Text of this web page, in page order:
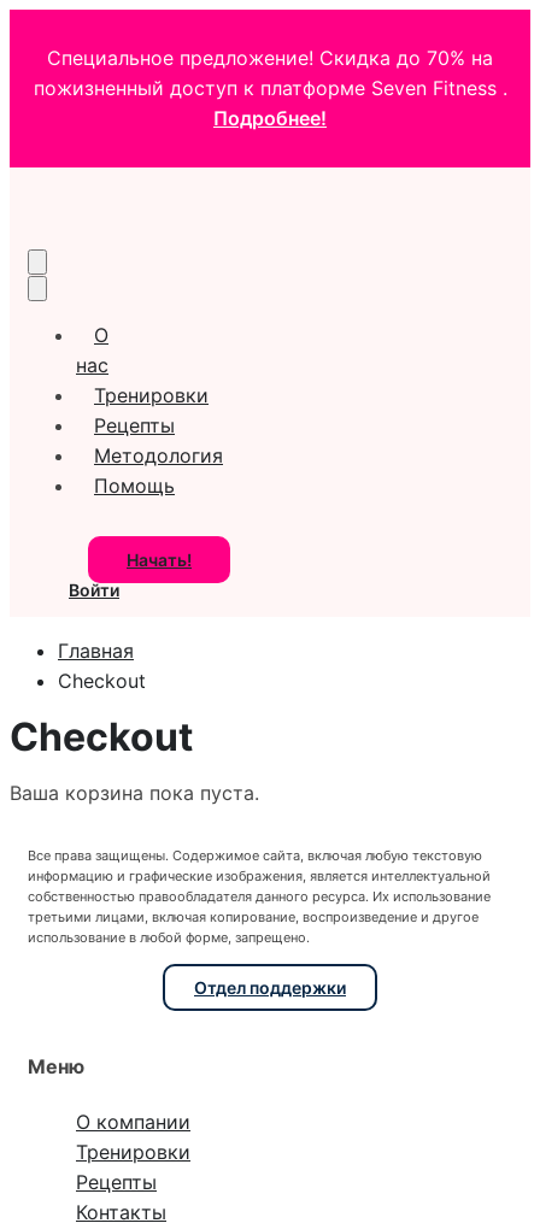
Специальное предложение! Скидка до 70% на
пожизненный доступ к платформе Seven Fitness .
Подробнее!
О
нас
Тренировки
Рецепты
Методология
Помощь
Начать!
Войти
Главная
Checkout
Checkout
Ваша корзина пока пуста.
Все права защищены. Содержимое сайта, включая любую текстовую
информацию и графические изображения, является интеллектуальной
собственностью правообладателя данного ресурса. Их использование
третьими лицами, включая копирование, воспроизведение и другое
использование в любой форме, запрещено.
Отдел поддержки
Меню
О компании
Тренировки
Рецепты
Контакты